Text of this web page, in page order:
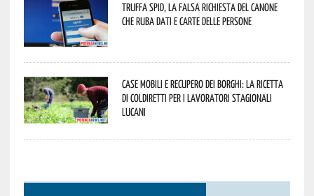
Truffa Spid, la falsa richiesta del canone
che ruba dati e carte delle persone
Case mobili e recupero dei borghi: la ricetta
di Coldiretti per i lavoratori stagionali
lucani